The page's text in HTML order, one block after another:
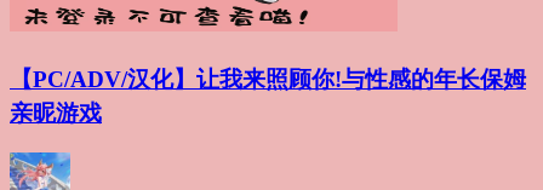
【PC/ADV/汉化】让我来照顾你!与性感的年长保姆
亲昵游戏